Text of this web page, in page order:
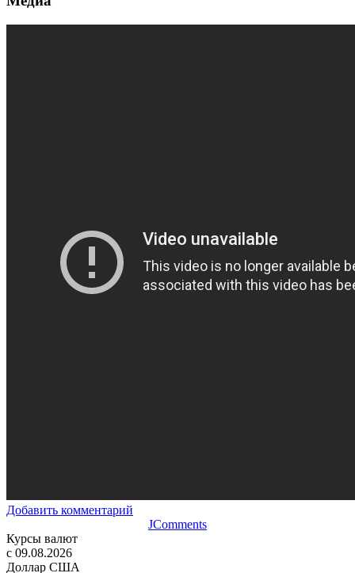
Добавить комментарий
JComments
Курсы валют
c 09.08.2026
Доллар США